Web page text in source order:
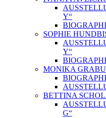
Y“
SOPHIE
Y“
MONIKA
BETTINA
G“